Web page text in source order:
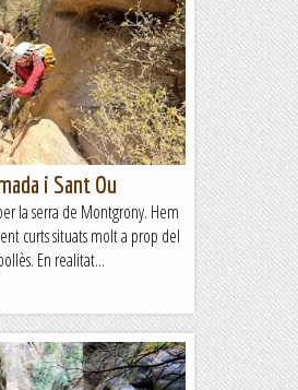
i Sant Ou
la serra de Montgrony. Hem
curts situats molt a prop del
En realitat...